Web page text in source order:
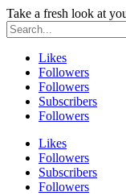
Take a fresh look at
Likes
Followers
Followers
Subscribers
Followers
Likes
Followers
Subscribers
Followers